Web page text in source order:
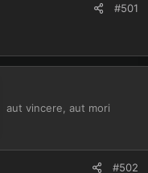
#501
aut vincere, aut mori
#502